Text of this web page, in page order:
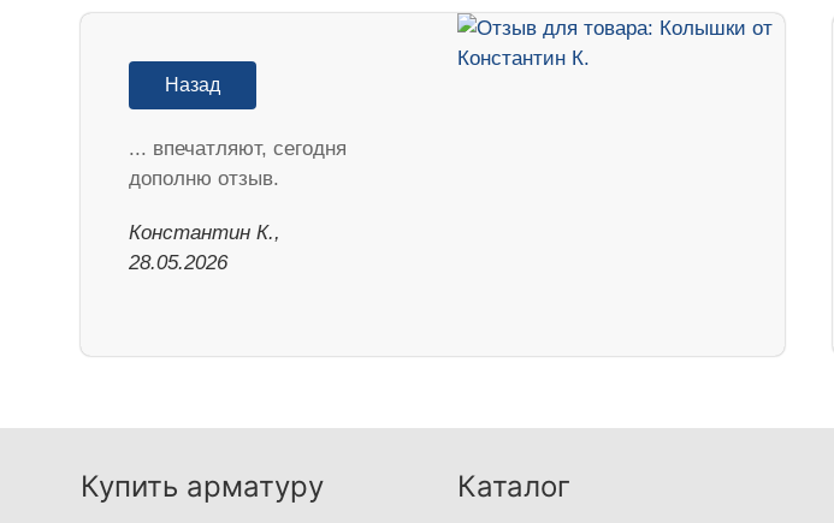
Назад
... впечатляют, сегодня
дополню отзыв.
Константин К.,
28.05.2026
Купить арматуру Каталог